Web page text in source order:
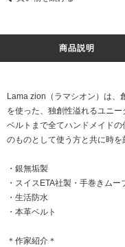
商品説明
Lama zion（ラマシオン）は、
を使った、独創性溢れるユニー
ベルトまで全てハンドメイド
のものとして使う方と共に時を
・銀無垢製
・スイスETA社製・手巻きムー
・生活防水
・本革ベルト
＊作家紹介＊